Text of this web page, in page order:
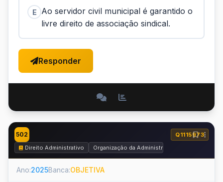
E
Ao servidor civil municipal é garantido o
livre direito de associação sindical.
Responder
502
Q1115973
Direito Administrativo
Organização da Administração Pública
Ano:2025Banca:OBJETIVA